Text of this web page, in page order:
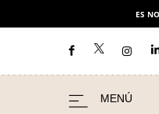
ES